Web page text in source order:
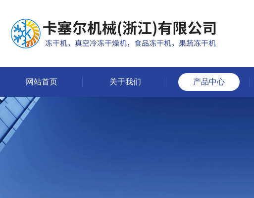
网站首页 关于我们 产品中心